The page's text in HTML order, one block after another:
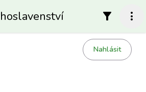
filter_alt more_vert
Nahlásit